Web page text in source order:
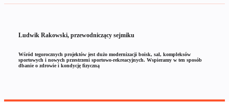
Ludwik Rakowski, przewodniczący sejmiku
Wśród tegorocznych projektów jest dużo modernizacji boisk, sal, kompleksów
sportowych i nowych przestrzeni sportowo-rekreacyjnych. Wspieramy w ten sposób
dbanie o zdrowie i kondycję fizyczną